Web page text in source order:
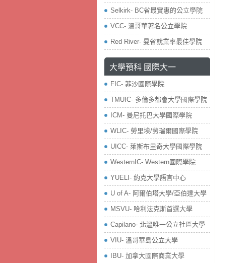
Selkirk- BC省最實惠的公立學院
VCC- 溫哥華著名公立學院
Red River- 曼省就業率最佳學院
大學預科 國際大一
FIC- 菲沙國際學院
TMUIC- 多倫多都會大學國際學院
ICM- 曼尼托巴大學國際學院
WLIC- 勞里埃/勞瑞爾國際學院
UICC- 萊斯布里奇大學國際學院
WesternIC- Western國際學院
YUELI- 約克大學語言中心
U of A- 阿爾伯塔大學/亞伯達大學
MSVU- 哈利法克斯首選大學
Capilano- 北溫唯一公立社區大學
VIU- 溫哥華島公立大學
IBU- 加拿大國際商業大學